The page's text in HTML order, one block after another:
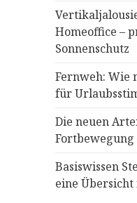
Homeoffice –
Sonnenschutz
Fernweh: Wie
für
Die neuen
Basiswissen
eine